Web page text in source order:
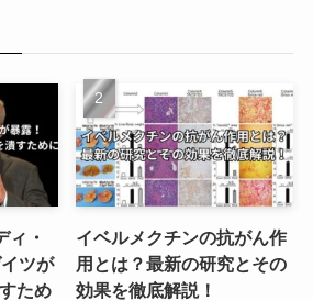
ィ・
ツが
ため
イベルメクチンの抗がん作
用とは？最新の研究とその
効果を徹底解説！